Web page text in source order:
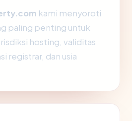
kami menyoroti
paling penting untuk
hosting, validitas
registrar, dan usia